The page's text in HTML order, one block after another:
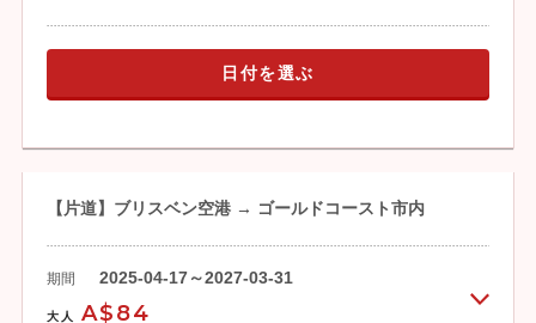
日付を選ぶ
【片道】ブリスベン空港 → ゴールドコースト市内
期間 2025-04-17～2027-03-31
大人 A$84